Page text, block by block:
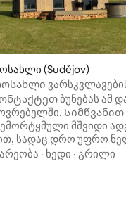
5‑დან 4,92, 64
(Sudějov)
ბუნებას ამ
Სიმწვანით
მშვიდი
სადაც დრო უფრო
და ყოველი წამი
· ხედი · გრილი